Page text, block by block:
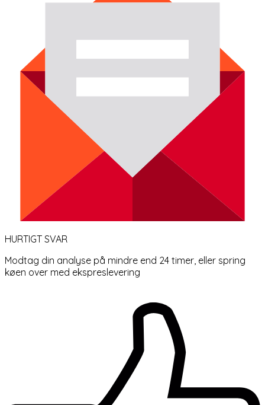
HURTIGT SVAR
Modtag din analyse på mindre end 24 timer, eller spring
køen over med ekspreslevering